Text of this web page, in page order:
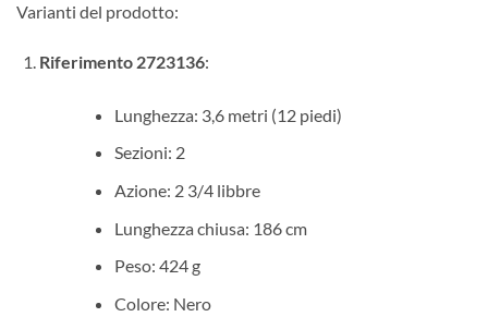
Varianti del prodotto:
Riferimento 2723136:
Lunghezza: 3,6 metri (12 piedi)
Sezioni: 2
Azione: 2 3/4 libbre
Lunghezza chiusa: 186 cm
Peso: 424 g
Colore: Nero